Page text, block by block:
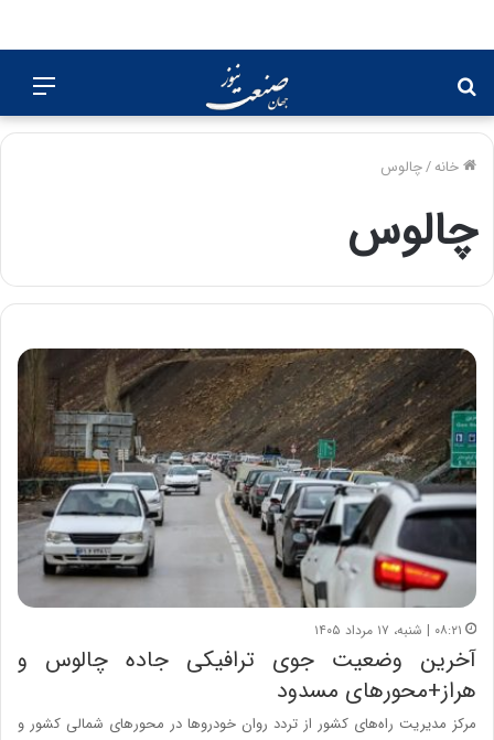
برای
خانه/چالوس
چالوس
۰۸:۲۱ | شنبه، ۱۷ مرداد ۱۴۰۵
آخرین وضعیت جوی ترافیکی جاده چالوس و
هراز+محورهای مسدود
مرکز مدیریت راه‌های کشور از تردد روان خودروها در محورهای شمالی کشور و